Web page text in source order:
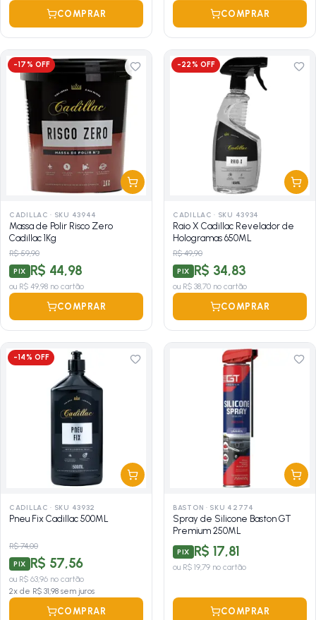
COMPRAR COMPRAR
-17% OFF
CADILLAC · SKU 43944
Massa de Polir Risco Zero
Cadillac 1Kg
R$ 59,90
PIX R$ 44,98
ou R$ 49,98 no cartão
COMPRAR
-22% OFF
CADILLAC · SKU 43934
Raio X Cadillac Revelador de
Hologramas 650ML
R$ 49,90
PIX R$ 34,83
ou R$ 38,70 no cartão
COMPRAR
-14% OFF
CADILLAC · SKU 43932
Pneu Fix Cadillac 500ML
R$ 74,00
PIX R$ 57,56
ou R$ 63,96 no cartão
2x de R$ 31,98 sem juros
COMPRAR
BASTON · SKU 42774
Spray de Silicone Baston GT
Premium 250ML
PIX R$ 17,81
ou R$ 19,79 no cartão
COMPRAR